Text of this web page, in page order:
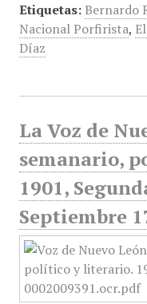
Etiquetas: Bernardo
Nacional Porfirista,
Díaz
La Voz de
semanario,
1901,
Septiembre